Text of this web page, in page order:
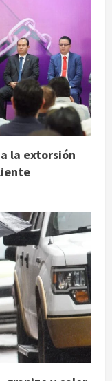
la extorsión
intensas,